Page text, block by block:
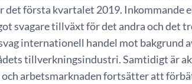
det första kvartalet 2019. Inkommande
svagare tillväxt för det andra och det
internationell handel mot bakgrund
tillverkningsindustri. Samtidigt är
arbetsmarknaden fortsätter att